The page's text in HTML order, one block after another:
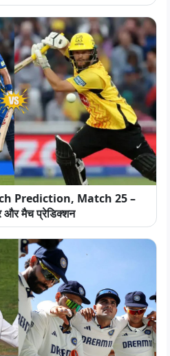
Prediction, Match 25 –
और मैच प्रेडिक्शन